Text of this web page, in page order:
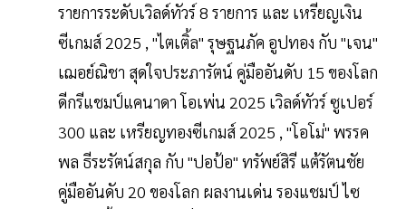
รายการระดับเวิลด์ทัวร์ 8 รายการ และ เหรียญเงิน
ซีเกมส์ 2025 , "ไตเติ้ล" รุษฐนภัค อูปทอง กับ "เจน"
เฌอย์ณิชา สุดใจประภารัตน์ คู่มืออันดับ 15 ของโลก
ดีกรีแชมป์แคนาดา โอเพ่น 2025 เวิลด์ทัวร์ ซูเปอร์
300 และ เหรียญทองซีเกมส์ 2025 , "โอโม่" พรรค
พล ธีระรัตน์สกุล กับ "ปอป้อ" ทรัพย์สิรี แต้รัตนชัย
คู่มืออันดับ 20 ของโลก ผลงานเด่น รองแชมป์ ไซ